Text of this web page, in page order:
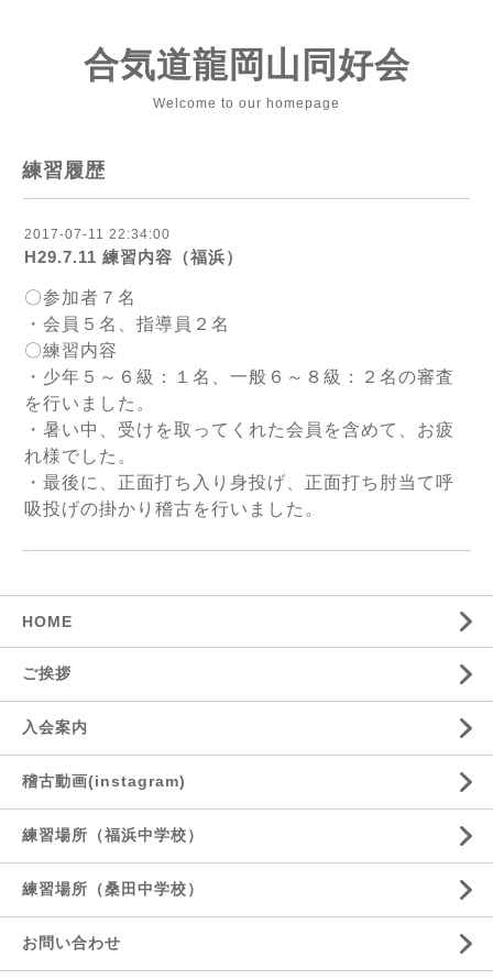
合気道龍岡山同好会
Welcome to our homepage
練習履歴
2017-07-11 22:34:00
H29.7.11 練習内容（福浜）
〇参加者７名
・会員５名、指導員２名
〇練習内容
・少年５～６級：１名、一般６～８級：２名の審査
を行いました。
・暑い中、受けを取ってくれた会員を含めて、お疲
れ様でした。
・最後に、正面打ち入り身投げ、正面打ち肘当て呼
吸投げの掛かり稽古を行いました。
HOME
ご挨拶
入会案内
稽古動画(instagram)
練習場所（福浜中学校）
練習場所（桑田中学校）
お問い合わせ